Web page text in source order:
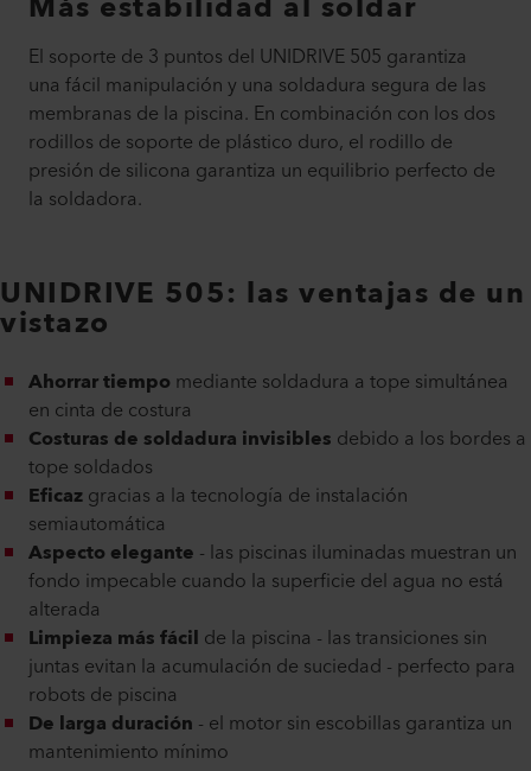
El soporte de 3 puntos del UNIDRIVE 505 garantiza
una fácil manipulación y una soldadura segura de las
membranas de la piscina. En combinación con los dos
rodillos de soporte de plástico duro, el rodillo de
presión de silicona garantiza un equilibrio perfecto de
la soldadora.
UNIDRIVE 505: las ventajas de un
vistazo
Ahorrar tiempo mediante soldadura a tope simultánea
en cinta de costura
Costuras de soldadura invisibles debido a los bordes a
tope soldados
Eficazgracias a la tecnología de instalación
semiautomática
Aspecto elegante - las piscinas iluminadas muestran un
fondo impecable cuando la superficie del agua no está
alterada
Limpieza más fácil de la piscina - las transiciones sin
juntas evitan la acumulación de suciedad - perfecto para
robots de piscina
De larga duración - el motor sin escobillas garantiza un
mantenimiento mínimo